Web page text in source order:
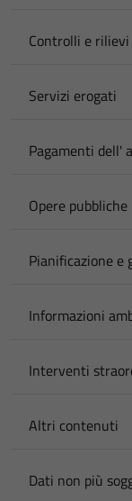
Controlli e
Servizi erogati
Pagamenti dell'
Opere pubbliche
Pianificazione
Informazioni
Interventi
Altri contenuti
Dati non più